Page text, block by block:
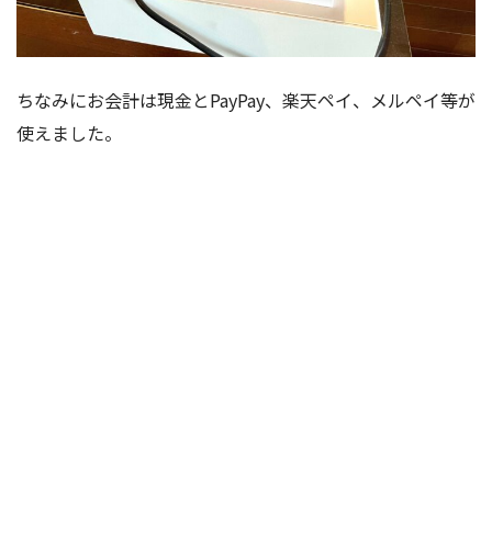
ちなみにお会計は現金とPayPay、楽天ペイ、メルペイ等が
使えました。